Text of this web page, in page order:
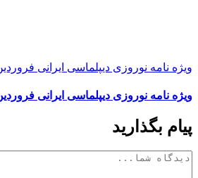
ویژه نامه نوروزی دیپلماسی ایرانی فروردین
ویژه نامه نوروزی دیپلماسی ایرانی فروردین
پیام بگذارید
دیدگاه